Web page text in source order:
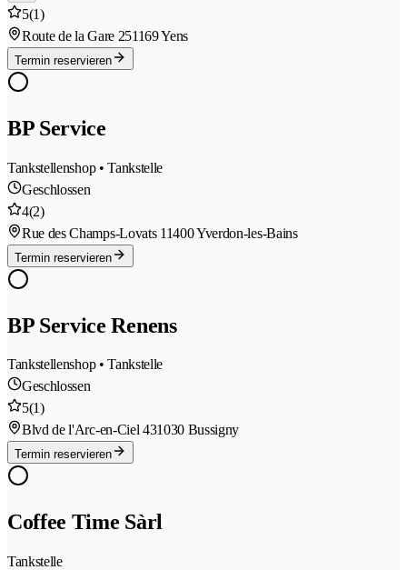
5(1)
Route de la Gare 251169 Yens
Termin reservieren
BP Service
Tankstellenshop • Tankstelle
Geschlossen
4(2)
Rue des Champs-Lovats 11400 Yverdon-les-Bains
Termin reservieren
BP Service Renens
Tankstellenshop • Tankstelle
Geschlossen
5(1)
Blvd de l'Arc-en-Ciel 431030 Bussigny
Termin reservieren
Coffee Time Sàrl
Tankstelle